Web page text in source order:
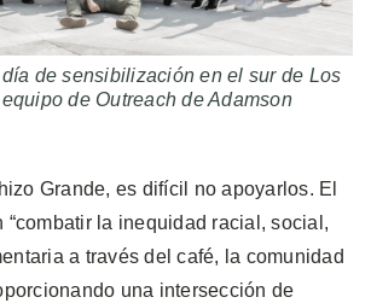
de sensibilización en el sur de Los
de Outreach de Adamson
Grande, es difícil no apoyarlos. El
“combatir la inequidad racial, social,
a través del café, la comunidad
una intersección de